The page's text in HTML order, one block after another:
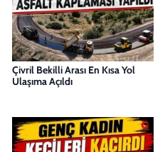
Çivril Bekilli Arası En Kısa Yol
Ulaşıma Açıldı